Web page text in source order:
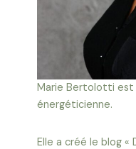
Marie Bertolotti
énergéticienne.
Elle a créé le blog «